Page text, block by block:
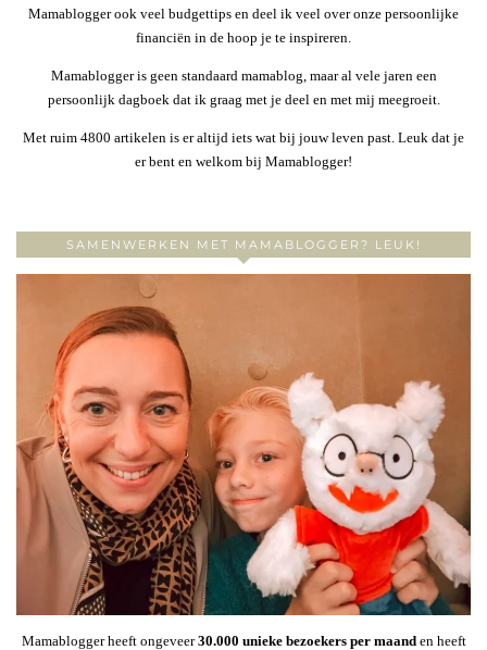
Mamablogger ook veel budgettips en deel ik veel over onze persoonlijke
financiën in de hoop je te inspireren.
Mamablogger is geen standaard mamablog, maar al vele jaren een
persoonlijk dagboek dat ik graag met je deel en met mij meegroeit.
Met ruim 4800 artikelen is er altijd iets wat bij jouw leven past. Leuk dat je
er bent en welkom bij Mamablogger!
SAMENWERKEN MET MAMABLOGGER? LEUK!
Mamablogger heeft ongeveer30.000 unieke bezoekers per maanden heeft